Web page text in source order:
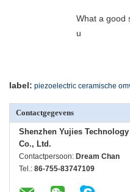
What a good
u
label: piezoelectric ceramische
Contactgegevens
Shenzhen Yujies Technology
Co., Ltd.
Contactpersoon: Dream Chan
Tel.: 86-755-83747109